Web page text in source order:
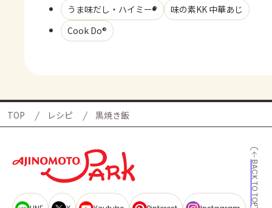
うま味だし・ハイミー®
味の素KK 中華あじ
Cook Do®
TOP レシピ 黒焼き飯
BACK TO TOP